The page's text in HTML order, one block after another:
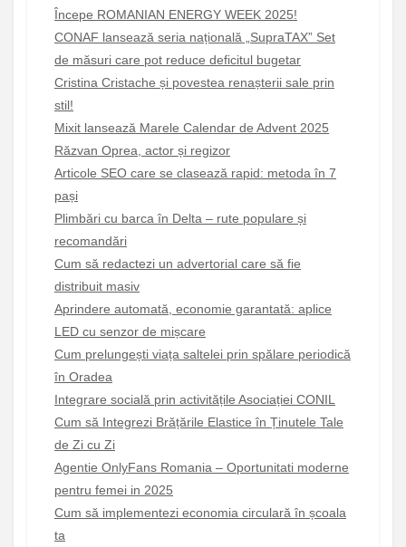
Începe ROMANIAN ENERGY WEEK 2025!
CONAF lansează seria națională „SupraTAX” Set
de măsuri care pot reduce deficitul bugetar
Cristina Cristache și povestea renașterii sale prin
stil!
Mixit lansează Marele Calendar de Advent 2025
Răzvan Oprea, actor și regizor
Articole SEO care se clasează rapid: metoda în 7
pași
Plimbări cu barca în Delta – rute populare și
recomandări
Cum să redactezi un advertorial care să fie
distribuit masiv
Aprindere automată, economie garantată: aplice
LED cu senzor de mișcare
Cum prelungești viața saltelei prin spălare periodică
în Oradea
Integrare socială prin activitățile Asociației CONIL
Cum să Integrezi Brățările Elastice în Ținutele Tale
de Zi cu Zi
Agentie OnlyFans Romania – Oportunitati moderne
pentru femei in 2025
Cum să implementezi economia circulară în școala
ta